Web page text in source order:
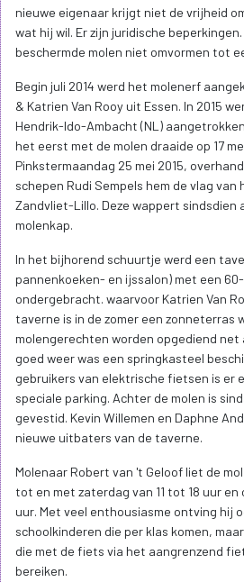
nieuwe eigenaar krijgt niet de vrijheid
wat hij wil. Er zijn juridische
beschermde molen niet omvormen tot
Begin juli 2014 werd het molenerf
& Katrien Van Rooy uit Essen. In 2015
Hendrik-Ido-Ambacht (NL)
het eerst met de molen draaide op 17
Pinkstermaandag 25 mei 2015,
schepen Rudi Sempels hem de vlag
Zandvliet-Lillo. Deze wappert sindsdien
molenkap.
In het bijhorend schuurtje werd een
pannenkoeken- en ijssalon) met een
ondergebracht. waarvoor Katrien Van
taverne is in de zomer een zonneterras
molengerechten worden opgediend net
goed weer was een springkasteel
gebruikers van elektrische fietsen is er
speciale parking. Achter de molen is
gevestid. Kevin Willemen en Daphne
nieuwe uitbaters van de taverne.
Molenaar Robert van 't Geloof liet de
tot en met zaterdag van 11 tot 18 uur en
uur. Met veel enthousiasme ontving hij
schoolkinderen die per klas komen,
die met de fiets via het aangrenzend
bereiken.